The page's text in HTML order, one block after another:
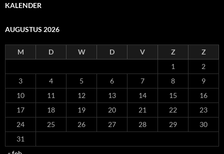
KALENDER
AUGUSTUS 2026
M D W D V Z
Z
1
2
3
4 5 6 7 8
9
10
11 12 13 14 15
16
17
18 19 20 21 22
23
24
25 26 27 28 29
30
31